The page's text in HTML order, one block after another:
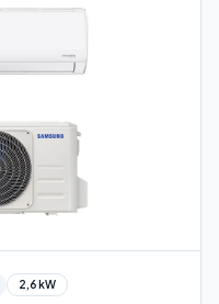
2,6 kW